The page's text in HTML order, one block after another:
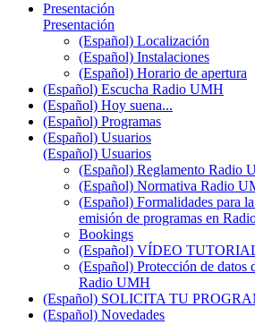
Presentación
Presentación
(Español) Localización
(Español) Instalaciones
(Español) Horario de apertura
(Español) Escucha Radio UMH
(Español) Hoy suena...
(Español) Programas
(Español) Usuarios
(Español) Usuarios
(Español) Reglamento Radio
(Español) Normativa Radio
(Español) Formalidades para
emisión de programas en
Bookings
(Español) VÍDEO
(Español) Protección de datos
Radio UMH
(Español) SOLICITA TU
(Español) Novedades